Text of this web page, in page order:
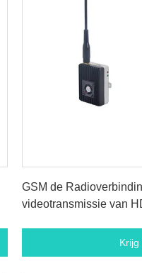
GSM de
videotransmissie van
Krijg